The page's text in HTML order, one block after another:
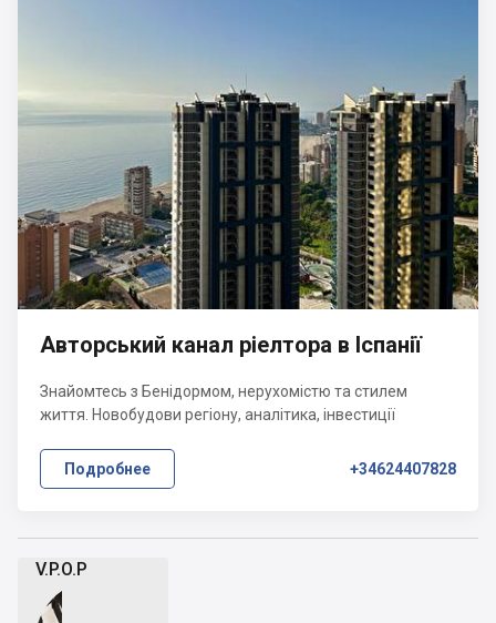
V.P.O.P
Авторський канал ріелтора в Іспанії
Знайомтесь з Бенідормом, нерухомістю та стилем
життя. Новобудови регіону, аналітика, інвестиції
Подробнее +34624407828